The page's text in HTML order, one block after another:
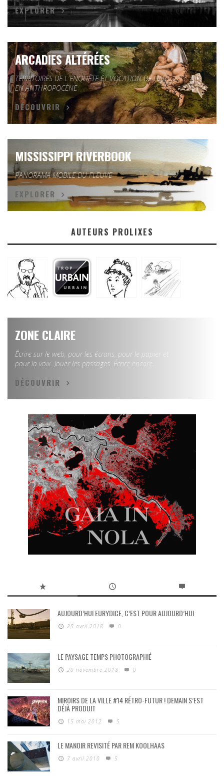
EXPLORER
ARCADIES ALTÉRÉES
TERRITOIRES DE L'ENQUÊTE ET VOCATION DE L'ART
EN ANTHROPOCÈNE
DÉCOUVRIR
MISSISSIPPI RIVERBOOK
PANORAMA MOBILE DU FLEUVE
EXPLORER
AUTEURS PROLIXES
ZONE CLAIRE
Écrire sur le web, pour les écrans, pour le papier et
pour la voix. Jouer les passages. Écrire encore.
DÉCOUVRIR
AUJOURD’HUI EURYDICE, C’EST POUR AUJOURD’HUI
25 avril 2018 0
LE PAYSAGE TEMPS PHOTOGRAPHIÉ
20 novembre 2018 0
MIROIRS DE LA VILLE #14 RÉTRO-FUTUR ! DEMAIN S’EST
DÉJÀ PRODUIT
15 mai 2012 5
LE MANOIR REVISITÉ PAR REM KOOLHAAS
7 avril 2010 5